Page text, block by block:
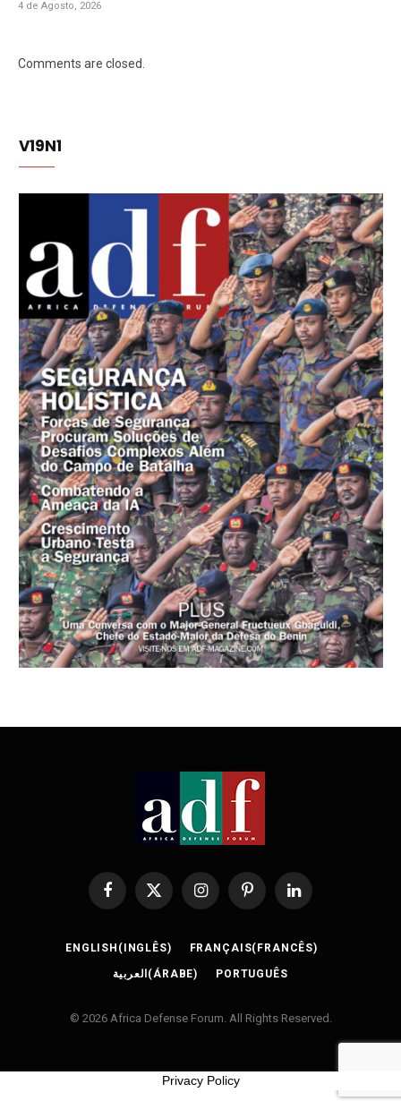
4 de Agosto, 2026
Comments are closed.
V19N1
Facebook
X
InstagramPinterestLinkedIn
ENGLISH (INGLÊS) FRANÇAIS(FRANCÊS)
العربية(ÁRABE) PORTUGUÊS
© 2026 Africa Defense Forum. All Rights Reserved.
Privacy Policy